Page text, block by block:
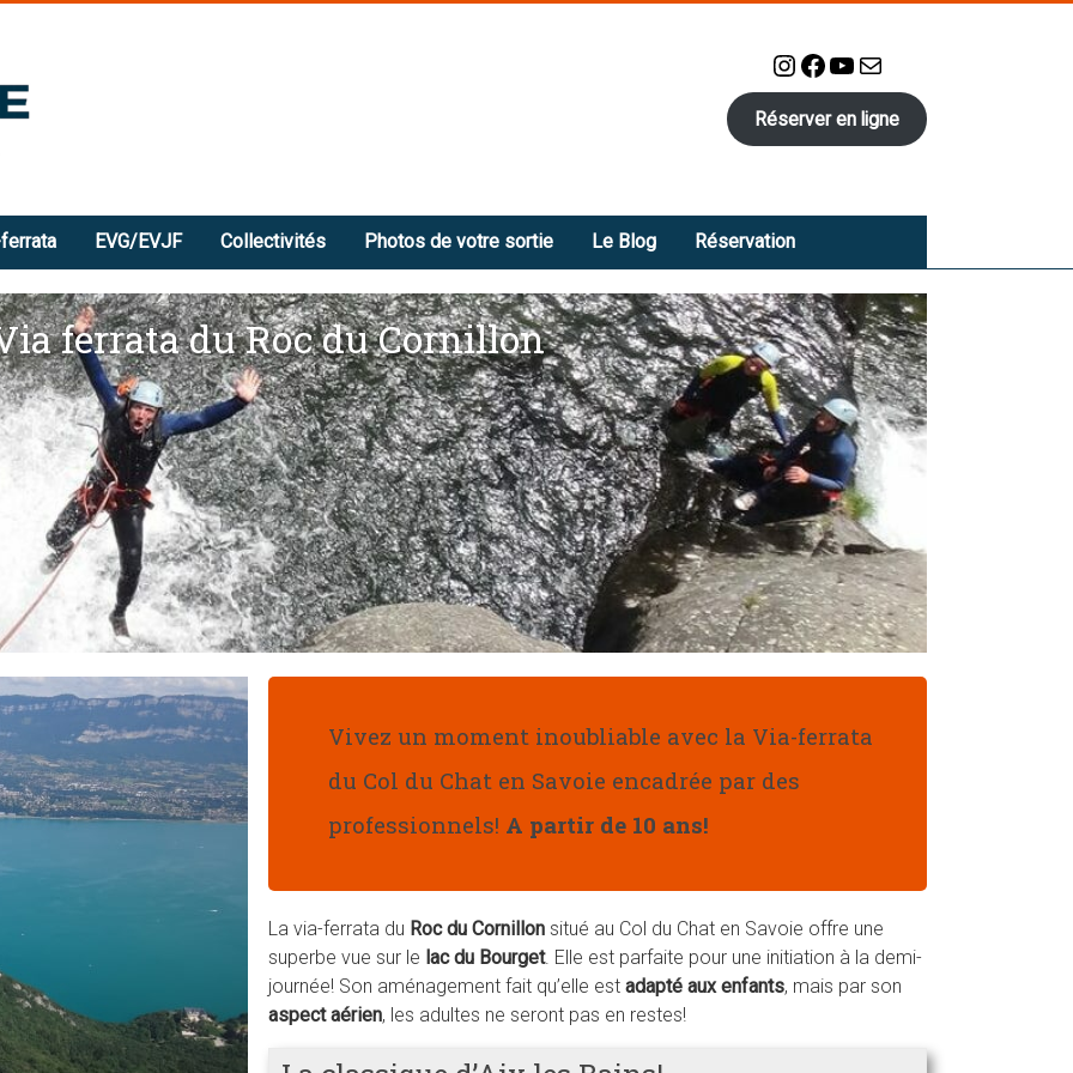
Instagram
Facebook
YouTube
E-mail
Réserver en ligne
EVG/EVJF Collectivités Photos de votre sortie Le Blog Réservation
ferrata du Roc du Cornillon
Vivez un moment inoubliable avec la Via-ferrata
du Col du Chat en Savoie encadrée par des
professionnels! A partir de 10 ans!
La via-ferrata du Roc du Cornillon situé au Col du Chat en Savoie offre une
superbe vue sur le lac du Bourget. Elle est parfaite pour une initiation à la demi-
journée! Son aménagement fait qu’elle est adapté aux enfants, mais par son
aspect aérien, les adultes ne seront pas en restes!